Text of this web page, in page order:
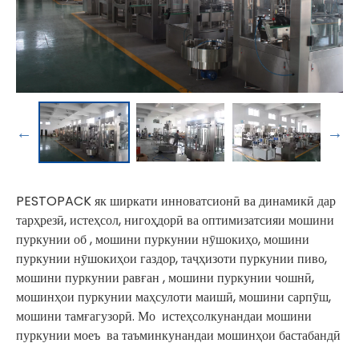
PESTOPACK як ширкати инноватсионӣ ва динамикӣ дар
тарҳрезӣ, истеҳсол, нигоҳдорӣ ва оптимизатсияи мошини
пуркунии об, мошини пуркунии нӯшокиҳо,мошини
пуркунии нӯшокиҳои газдор,таҷҳизоти пуркунии пиво,
мошини пуркунии равған , мошини пуркунии чошнӣ,
мошинҳои пуркунии маҳсулоти маишӣ, мошини сарпӯш,
мошини тамғагузорӣ. Мо истеҳсолкунандаи мошини
пуркунии моеъ ва таъминкунандаи мошинҳои бастабандӣ